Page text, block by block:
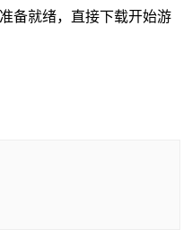
备就绪，直接下载开始游